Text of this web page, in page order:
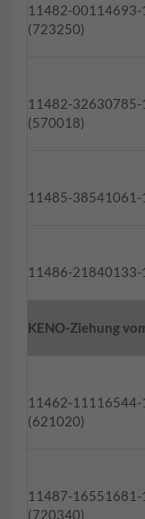
11482-00114693-
(723250)
11482-32630785-
(570018)
11485-38541061-
11486-21840133-
KENO-Ziehung
11462-11116544-
(621020)
11487-16551681-
(720340)